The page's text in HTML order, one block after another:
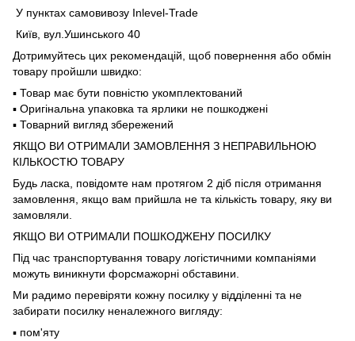
У пунктах самовивозу Inlevel-Trade
Київ, вул.Ушинського 40
Дотримуйтесь цих рекомендацій, щоб повернення або обмін
товару пройшли швидко:
▪️ Товар має бути повністю укомплектований
▪️ Оригінальна упаковка та ярлики не пошкоджені
▪️ Товарний вигляд збережений
ЯКЩО ВИ ОТРИМАЛИ ЗАМОВЛЕННЯ З НЕПРАВИЛЬНОЮ
КІЛЬКОСТЮ ТОВАРУ
Будь ласка, повідомте нам протягом 2 діб після отримання
замовлення, якщо вам прийшла не та кількість товару, яку ви
замовляли.
ЯКЩО ВИ ОТРИМАЛИ ПОШКОДЖЕНУ ПОСИЛКУ
Під час транспортування товару логістичними компаніями
можуть виникнути форсмажорні обставини.
Ми радимо перевіряти кожну посилку у відділенні та не
забирати посилку неналежного вигляду:
▪️ пом'яту